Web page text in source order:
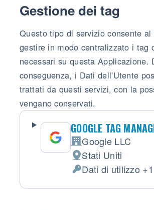
Gestione dei tag
Questo tipo di servizio consente
gestire in modo centralizzato i tag
necessari su questa Applicazione.
conseguenza, i Dati dell'Utente
trattati da questi servizi, con la
vengano conservati.
GOOGLE TAG
Azienda:
Google LLC
Luogo del
Stati Uniti
Dati Personali trattati:
Dati di utilizzo +1